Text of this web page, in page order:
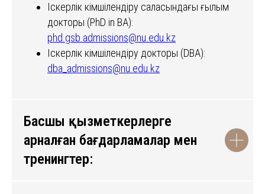
Іскерлік әкімшілендіру саласындағы ғылым
докторы (PhD in BА):
phd.gsb.admissions@nu.edu.kz
Іскерлік әкімшілендіру докторы (DBA):
dba_admissions@nu.edu.kz
Басшы қызметкерлерге
арналған бағдарламалар мен
тренингтер: